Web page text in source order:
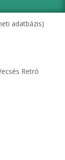
adatbázis)
Retró